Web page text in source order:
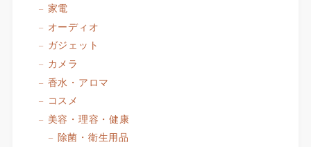
家電
オーディオ
ガジェット
カメラ
香水・アロマ
コスメ
美容・理容・健康
除菌・衛生用品